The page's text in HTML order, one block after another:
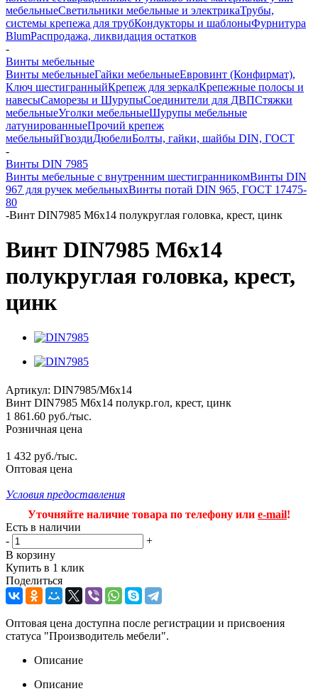
мебельныеСветильники мебельные и электрикаТрубы,
системы крепежа для трубКондукторы и шаблоныФурнитура
BlumРаспродажа, ликвидация остатков
-
Винты мебельные
Винты мебельныеГайки мебельныеЕвровинт (Конфирмат),
Ключ шестигранныйКрепеж для зеркалКрепежные полосы и
навесыСаморезы и ШурупыСоединители для ДВПСтяжки
мебельныеУголки мебельныеШурупы мебельные
латунированныеПрочий крепеж
мебельныйГвоздиДюбелиБолты, гайки, шайбы DIN, ГОСТ
-
Винты DIN 7985
Винты мебельные с внутренним шестигранникомВинты DIN
967 для ручек мебельныхВинты потай DIN 965, ГОСТ 17475-
80
-Винт DIN7985 М6х14 полукруглая головка, крест, цинк
Винт DIN7985 М6х14
полукруглая головка, крест,
цинк
Артикул: DIN7985/M6x14
Винт DIN7985 М6х14 полукр.гол, крест, цинк
1 861.60 руб./тыс.
Розничная цена
1 432 руб./тыс.
Оптовая цена
Условия предоставления
Уточняйте наличие товара по телефону или e-mail!
Есть в наличии
-
+
В корзину
Купить в 1 клик
Поделиться
Оптовая цена доступна после регистрации и присвоения
статуса "Производитель мебели".
Описание
Описание